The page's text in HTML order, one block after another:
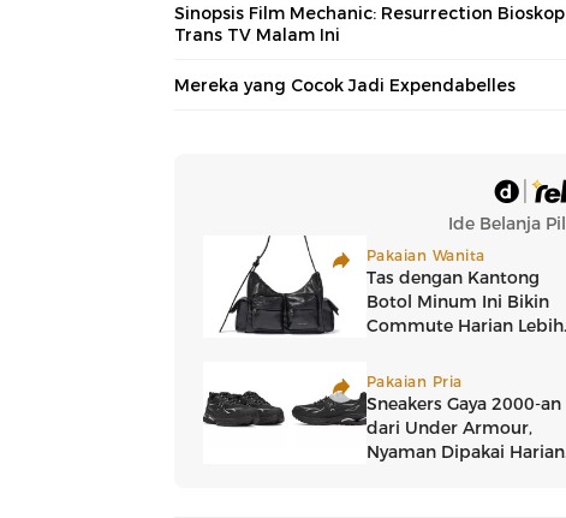
Sinopsis Film Mechanic: Resurrection Bioskop
Trans TV Malam Ini
Mereka yang Cocok Jadi Expendabelles